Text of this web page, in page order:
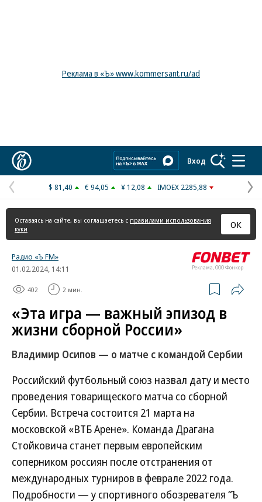
Реклама в «Ъ» www.kommersant.ru/ad
Вход
Предыдущая
страница
$ 81,40 € 94,05 ¥ 12,08 IMOEX 2285,88
Оставаясь на сайте, вы соглашаетесь с правилами использования
куки
ОК
Реклама, ООО Фонкор
Радио «Ъ FM»
01.02.2024, 14:11
402 2 мин.
«Эта игра — важный эпизод в
жизни сборной России»
Владимир Осипов — о матче с командой Сербии
Российский футбольный союз назвал дату и место
проведения товарищеского матча со сборной
Сербии. Встреча состоится 21 марта на
московской «ВТБ Арене». Команда Драгана
Стойковича станет первым европейским
соперником россиян после отстранения от
международных турниров в феврале 2022 года.
Подробности — у спортивного обозревателя “Ъ